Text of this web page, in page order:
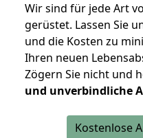
Wir sind für jede Art
gerüstet. Lassen Sie
und die Kosten zu
Ihren neuen
Zögern Sie nicht und
und unverbindliche
Kostenlose